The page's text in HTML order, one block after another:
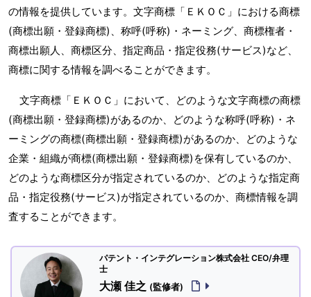
の情報を提供しています。文字商標「ＥＫＯＣ」における商標
(商標出願・登録商標)、称呼(呼称)・ネーミング、商標権者・
商標出願人、商標区分、指定商品・指定役務(サービス)など、
商標に関する情報を調べることができます。
文字商標「ＥＫＯＣ」において、どのような文字商標の商標
(商標出願・登録商標)があるのか、どのような称呼(呼称)・ネ
ーミングの商標(商標出願・登録商標)があるのか、どのような
企業・組織が商標(商標出願・登録商標)を保有しているのか、
どのような商標区分が指定されているのか、どのような指定商
品・指定役務(サービス)が指定されているのか、商標情報を調
査することができます。
パテント・インテグレーション株式会社 CEO/弁理
士
大瀬 佳之 (監修者)